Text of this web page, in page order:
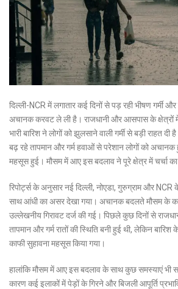
दिल्ली-NCR में लगातार कई दिनों से पड़ रही भीषण गर्मी
अचानक करवट ले ली है। राजधानी और आसपास के
भारी बारिश ने लोगों को झुलसाने वाली गर्मी से बड़ी राहत
बढ़ रहे तापमान और गर्म हवाओं से परेशान लोगों को अचानक
महसूस हुई। मौसम में आए इस बदलाव ने पूरे क्षेत्र में चर्चा का
रिपोर्ट्स के अनुसार नई दिल्ली, नोएडा, गुरुग्राम और
साथ आंधी का असर देखा गया। अचानक बदलते मौसम के
उल्लेखनीय गिरावट दर्ज की गई। पिछले कुछ दिनों से
तापमान और गर्म रातों की स्थिति बनी हुई थी, लेकिन
काफी सुहावना महसूस किया गया।
हालांकि मौसम में आए इस बदलाव के साथ कुछ समस्याएं
कारण कई इलाकों में पेड़ों के गिरने और बिजली आपूर्ति